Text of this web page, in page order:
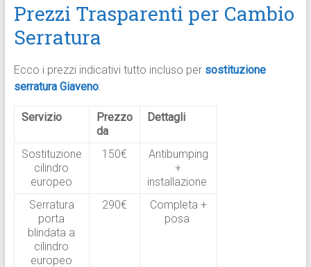
Prezzi Trasparenti per Cambio
Serratura
Ecco i prezzi indicativi tutto incluso per sostituzione
serratura Giaveno:
Servizio
Prezzo
da
Dettagli
Sostituzione
cilindro
europeo
150€
Antibumping
+
installazione
Serratura
porta
blindata a
cilindro
europeo
290€
Completa +
posa